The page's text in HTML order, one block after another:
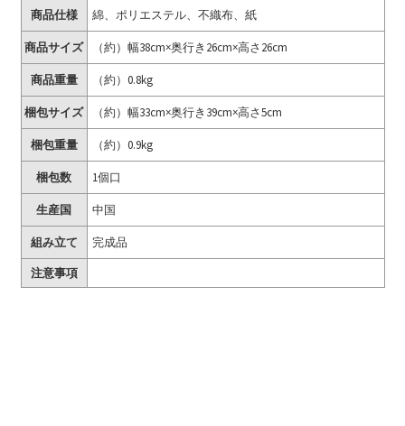
商品仕様 綿、ポリエステル、不織布、紙
商品サイズ （約）幅38cm×奥行き26cm×高さ26cm
商品重量 （約）0.8kg
梱包サイズ （約）幅33cm×奥行き39cm×高さ5cm
梱包重量 （約）0.9kg
梱包数 1個口
生産国 中国
組み立て
完成品
注意事項